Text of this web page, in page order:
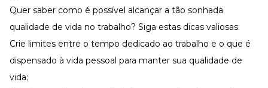
Quer saber como é possível alcançar a tão sonhada
qualidade de vida no trabalho? Siga estas dicas valiosas:
Crie limites entre o tempo dedicado ao trabalho e o que é
dispensado à vida pessoal para manter sua qualidade de
vida;